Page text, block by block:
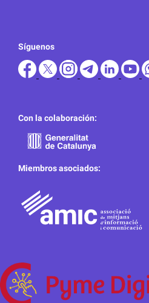
Síguenos
Con la colaboración:
Miembros asociados: